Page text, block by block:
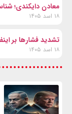
معادن دایکندی؛ شناسایی ۴۸ منطقه معدنی و آغاز
۱۸ اسد ۱۴۰۵
تشدید فشارها بر
۱۸ اسد ۱۴۰۵